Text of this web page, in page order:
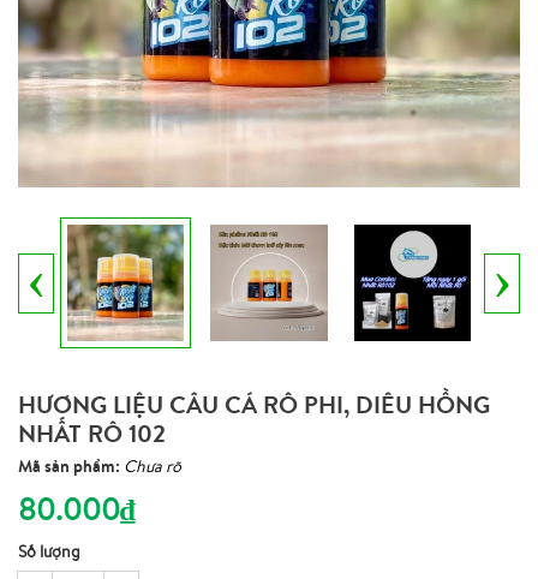
‹ ›
HƯƠNG LIỆU CÂU CÁ RÔ PHI, DIÊU HỒNG
NHẤT RÔ 102
Mã sản phẩm: Chưa rõ
80.000₫
Số lượng